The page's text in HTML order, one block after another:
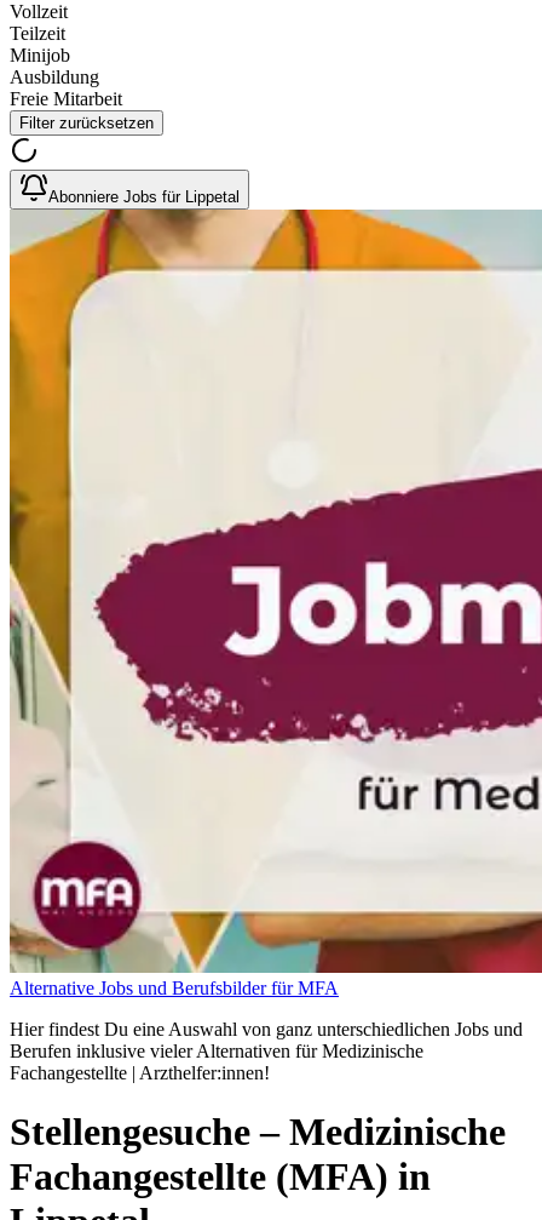
Vollzeit
Teilzeit
Minijob
Ausbildung
Freie Mitarbeit
Filter zurücksetzen
Abonniere Jobs für Lippetal
Alternative Jobs und Berufsbilder für MFA
Hier findest Du eine Auswahl von ganz unterschiedlichen Jobs und
Berufen inklusive vieler Alternativen für Medizinische
Fachangestellte | Arzthelfer:innen!
Stellengesuche– Medizinische
Fachangestellte (MFA) in